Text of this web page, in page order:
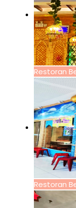
Restoran
Restoran